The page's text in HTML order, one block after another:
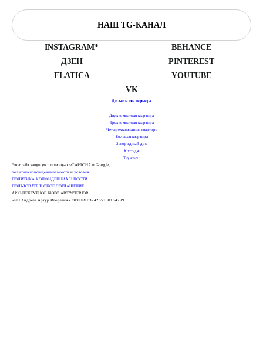
НАШ TG-КАНАЛ
INSTAGRAM*
BEHANCE
ДЗЕН
PINTEREST
FLATICA
YOUTUBE
VK
Дизайн интерьера
Двухкомнатная квартира
Трехкомнатная квартира
Четырехкомнатная квартира
Большая квартира
Загородный дом
Коттедж
Таунхаус
Этот сайт защищен с помощью reCAPTCHA и Google,
политика конфиденциальности и условия
ПОЛИТИКА КОНФИДЕНЦИАЛЬНОСТИ
ПОЛЬЗОВАТЕЛЬСКОЕ СОГЛАШЕНИЕ
АРХИТЕКТУРНОЕ БЮРО ART’N’TERIOR
«ИП Андреев Артур Игоревич» ОГРНИП:324265100164299